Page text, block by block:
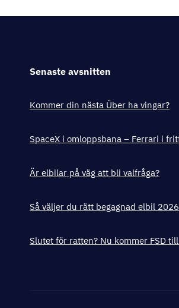
Senaste avsnitten
Kommer din nästa Über ha vingar?
SpaceX i omloppsbana – Ferrari i
Är elbilar på väg att bli valfråga?
Så väljer du rätt begagnad elbil 2026
Slutet för ratten? Nu kommer FSD